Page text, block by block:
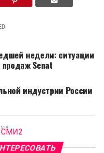
недели: ситуации
продаж Senat
индустрии России
СМИ2